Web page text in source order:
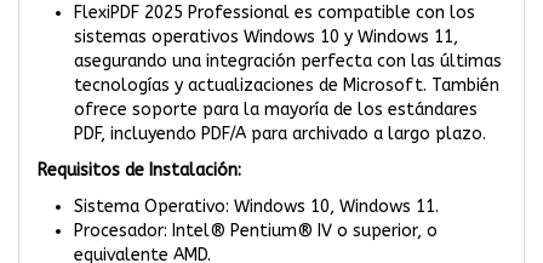
FlexiPDF 2025 Professional es compatible con los
sistemas operativos Windows 10 y Windows 11,
asegurando una integración perfecta con las últimas
tecnologías y actualizaciones de Microsoft. También
ofrece soporte para la mayoría de los estándares
PDF, incluyendo PDF/A para archivado a largo plazo.
Requisitos de Instalación:
Sistema Operativo: Windows 10, Windows 11.
Procesador: Intel® Pentium® IV o superior, o
equivalente AMD.